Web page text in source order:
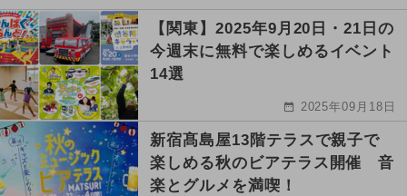
【関東】2025年9月20日・21日の
今週末に無料で楽しめるイベント
14選
2025年09月18日
新宿髙島屋13階テラスで親子で
楽しめる秋のビアテラス開催 音
楽とグルメを満喫！